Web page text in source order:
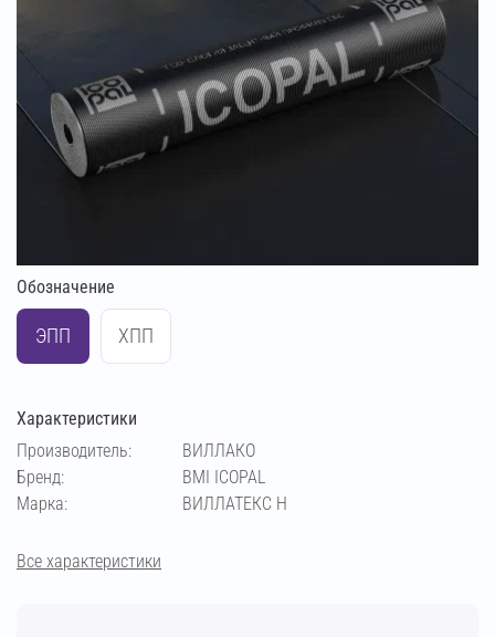
Обозначение
ЭПП ХПП
Характеристики
Производитель:
ВИЛЛАКО
Бренд:
BMI ICOPAL
Марка:
ВИЛЛАТЕКС Н
Все характеристики